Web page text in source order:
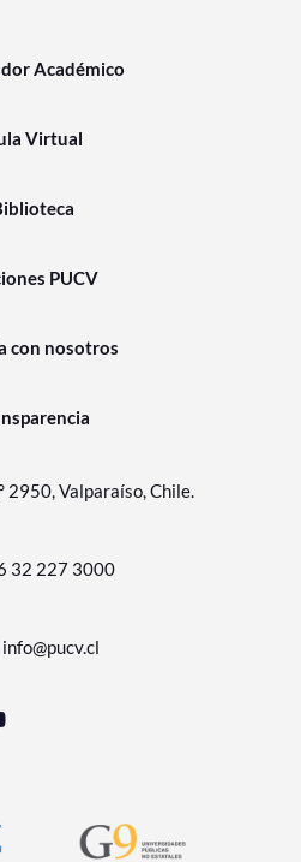
Académico
Virtual
PUCV
con nosotros
2950, Valparaíso, Chile.
32 227 3000
info@pucv.cl